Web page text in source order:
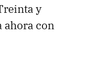
y
ahora con